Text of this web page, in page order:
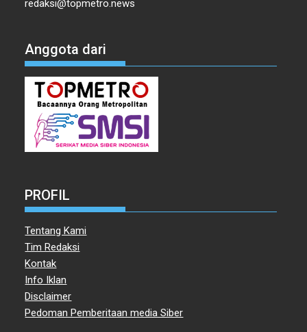
redaksi@topmetro.news
Anggota dari
PROFIL
Tentang Kami
Tim Redaksi
Kontak
Info Iklan
Disclaimer
Pedoman Pemberitaan media Siber